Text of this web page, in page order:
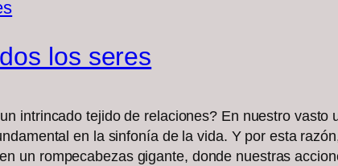
los seres
intrincado tejido de relaciones? En nuestro
en la sinfonía de la vida. Y por esta
un rompecabezas gigante, donde nuestras